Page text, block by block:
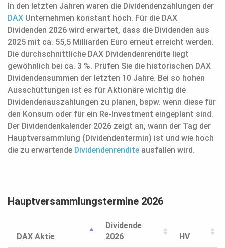
In den letzten Jahren waren die Dividendenzahlungen der
DAX Unternehmen konstant hoch. Für die DAX
Dividenden 2026 wird erwartet, dass die Dividenden aus
2025 mit ca. 55,5 Milliarden Euro erneut erreicht werden.
Die durchschnittliche DAX Dividendenrendite liegt
gewöhnlich bei ca. 3 %. Prüfen Sie die historischen DAX
Dividendensummen der letzten 10 Jahre. Bei so hohen
Ausschüttungen ist es für Aktionäre wichtig die
Dividendenauszahlungen zu planen, bspw. wenn diese für
den Konsum oder für ein Re-Investment eingeplant sind.
Der Dividendenkalender 2026 zeigt an, wann der Tag der
Hauptversammlung (Dividendentermin) ist und wie hoch
die zu erwartende Dividendenrendite ausfallen wird.
Hauptversammlungstermine 2026
DAX Aktie
Dividende
2026
HV